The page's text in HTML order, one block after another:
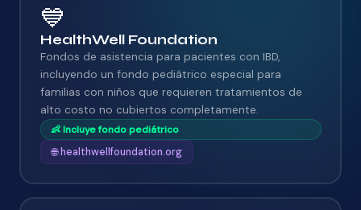
💙
HealthWell Foundation
Fondos de asistencia para pacientes con IBD,
incluyendo un fondo pediátrico especial para
familias con niños que requieren tratamientos de
alto costo no cubiertos completamente.
👶 Incluye fondo pediátrico
🌐 healthwellfoundation.org